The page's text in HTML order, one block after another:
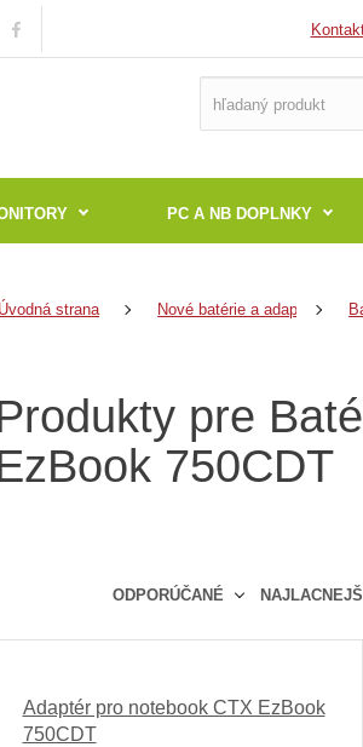
PC A NB DOPLNKY
Úvodná strana Nové batérie a adaptéry
pre
750CDT
ODPORÚČANÉ
Adaptér pro notebook CTX EzBook
750CDT